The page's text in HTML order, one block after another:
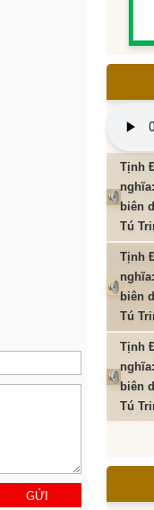
Tịnh
biên
Tú
Tịnh
biên
Tú
Tịnh
biên
Tú